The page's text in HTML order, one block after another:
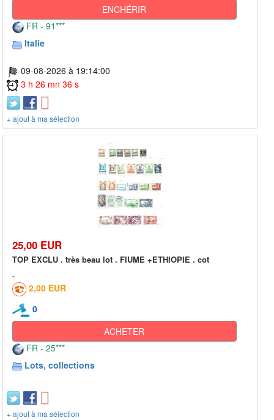
ENCHÉRIR
FR - 91***
Italie
09-08-2026 à 19:14:00
3 h 26 mn 36 s
+ ajout à ma sélection
25,00 EUR
TOP EXCLU . très beau lot . FIUME +ETHIOPIE . cot
2,00 EUR
0
ACHETER
FR - 25***
Lots, collections
+ ajout à ma sélection